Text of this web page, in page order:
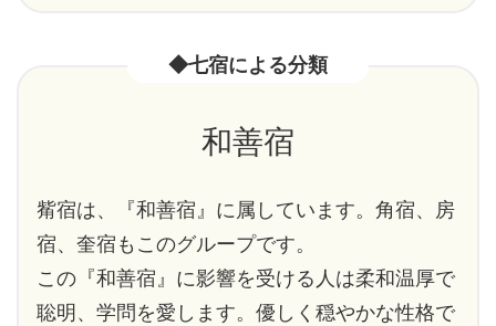
◆七宿による分類
和善宿
觜宿は、『和善宿』に属しています。角宿、房
宿、奎宿もこのグループです。
この『和善宿』に影響を受ける人は柔和温厚で
聡明、学問を愛します。優しく穏やかな性格で